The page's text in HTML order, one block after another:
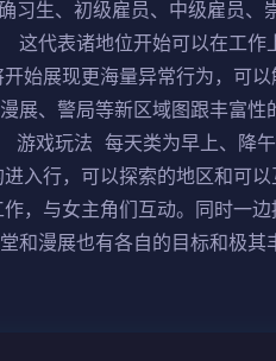
习生、初级雇员、中级雇员、
这代表诸地位开始可以在工作
始展现更海量异常行为，可以
、警局等新区域图跟丰富性
游戏玩法 每天类为早上、降
入行，可以探索的地区和可
，与女主角们互动。同时一
和漫展也有各自的目标和极其